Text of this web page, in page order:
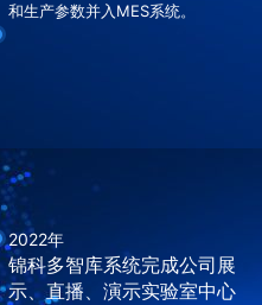
和生产参数并入MES系统。
2022年
锦科多智库系统完成公司展
示、直播、演示实验室中心